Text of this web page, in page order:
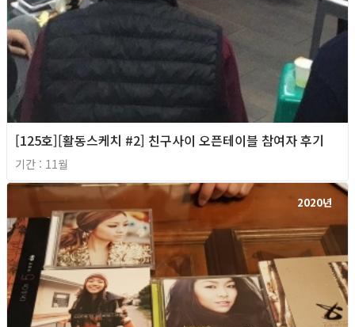
[125호][활동스케치 #2] 친구사이 오픈테이블 참여자 후기
기간 : 11월
2020년